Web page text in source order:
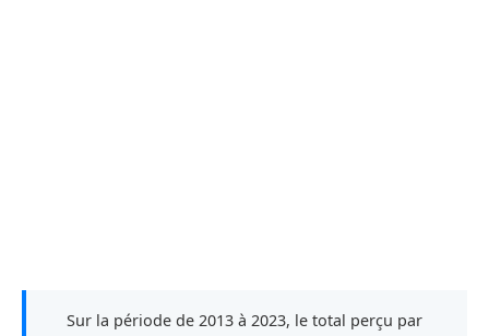
Sur la période de 2013 à 2023, le total perçu par